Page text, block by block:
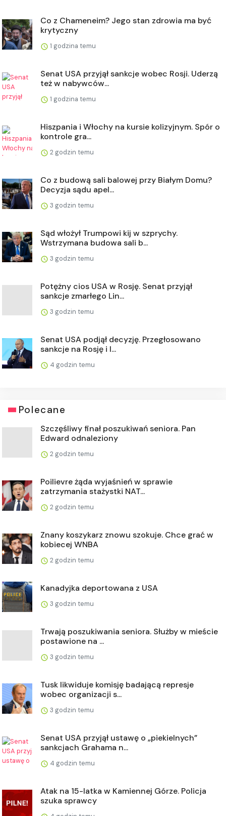
Co z Chameneim? Jego stan zdrowia ma być
krytyczny
1 godzina temu
Senat USA przyjął sankcje wobec Rosji. Uderzą
też w nabywców...
1 godzina temu
Hiszpania i Włochy na kursie kolizyjnym. Spór o
kontrole gra...
2 godzin temu
Co z budową sali balowej przy Białym Domu?
Decyzja sądu apel...
3 godzin temu
Sąd włożył Trumpowi kij w szprychy.
Wstrzymana budowa sali b...
3 godzin temu
Potężny cios USA w Rosję. Senat przyjął
sankcje zmarłego Lin...
3 godzin temu
Senat USA podjął decyzję. Przegłosowano
sankcje na Rosję i I...
4 godzin temu
Polecane
Szczęśliwy finał poszukiwań seniora. Pan
Edward odnaleziony
2 godzin temu
Poilievre żąda wyjaśnień w sprawie
zatrzymania stażystki NAT...
2 godzin temu
Znany koszykarz znowu szokuje. Chce grać w
kobiecej WNBA
2 godzin temu
Kanadyjka deportowana z USA
3 godzin temu
Trwają poszukiwania seniora. Służby w mieście
postawione na ...
3 godzin temu
Tusk likwiduje komisję badającą represje
wobec organizacji s...
3 godzin temu
Senat USA przyjął ustawę o „piekielnych”
sankcjach Grahama n...
4 godzin temu
Atak na 15-latka w Kamiennej Górze. Policja
szuka sprawcy